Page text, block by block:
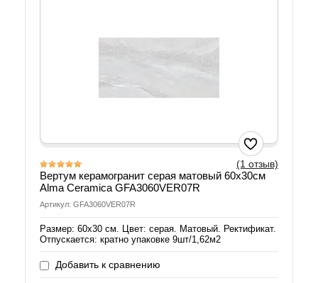
(1 отзыв)
Вертум керамогранит серая матовый 60х30см
Alma Ceramica GFA3060VER07R
Артикул: GFA3060VER07R
Размер: 60х30 см. Цвет: серая. Матовый. Ректификат.
Отпускается: кратно упаковке 9шт/1,62м2
Добавить к сравнению